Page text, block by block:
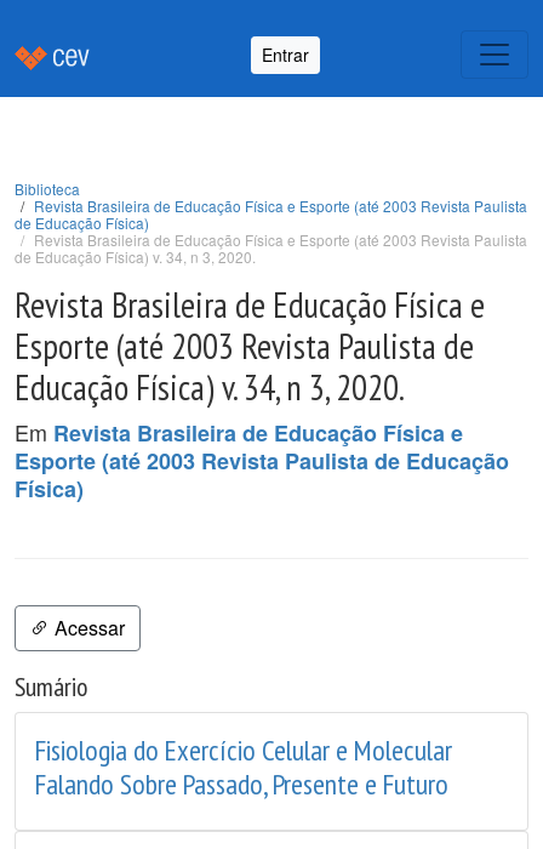
Entrar
Biblioteca
Revista Brasileira de Educação Física e Esporte (até 2003 Revista Paulista
de Educação Física)
Revista Brasileira de Educação Física e Esporte (até 2003 Revista Paulista
de Educação Física) v. 34, n 3, 2020.
Revista Brasileira de Educação Física e
Esporte (até 2003 Revista Paulista de
Educação Física) v. 34, n 3, 2020.
Em Revista Brasileira de Educação Física e
Esporte (até 2003 Revista Paulista de Educação
Física)
Acessar
Sumário
Fisiologia do Exercício Celular e Molecular
Falando Sobre Passado, Presente e Futuro